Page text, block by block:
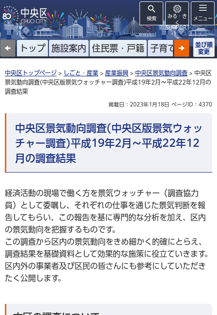
検索
みる・き
く
SUPPORT
メニュー
トップ 施設案内 住民票・戸籍 子育て 高齢者
並び順
変更
中央区トップページ > しごと・産業 > 産業振興 > 中央区景気動向調査 > 中央区
景気動向調査(中央区版景気ウォッチャー調査)平成19年2月～平成22年12月の
調査結果
掲載日：2023年1月18日 ページID：4370
中央区景気動向調査(中央区版景気ウォッ
チャー調査)平成19年2月～平成22年12
月の調査結果
経済活動の現場で働く方を景気ウォッチャー（調査協力
員）として委嘱し、それぞれの仕事を通じた景気判断を報
告してもらい、この報告を基に専門的な分析を加え、区内
の景気動向を把握するものです。
この調査から区内の景気動向をきめ細かく的確にとらえ、
調査結果を基礎資料として効果的な施策に役立ていきます。
区内外の事業者及び区民の皆さんにも参考にしていただき
たく公開します。